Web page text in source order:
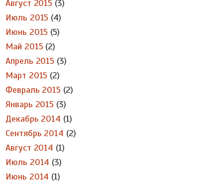
Август 2015 (3)
Июль 2015 (4)
Июнь 2015 (5)
Май 2015 (2)
Апрель 2015 (3)
Март 2015 (2)
Февраль 2015 (2)
Январь 2015 (3)
Декабрь 2014 (1)
Сентябрь 2014 (2)
Август 2014 (1)
Июль 2014 (3)
Июнь 2014 (1)